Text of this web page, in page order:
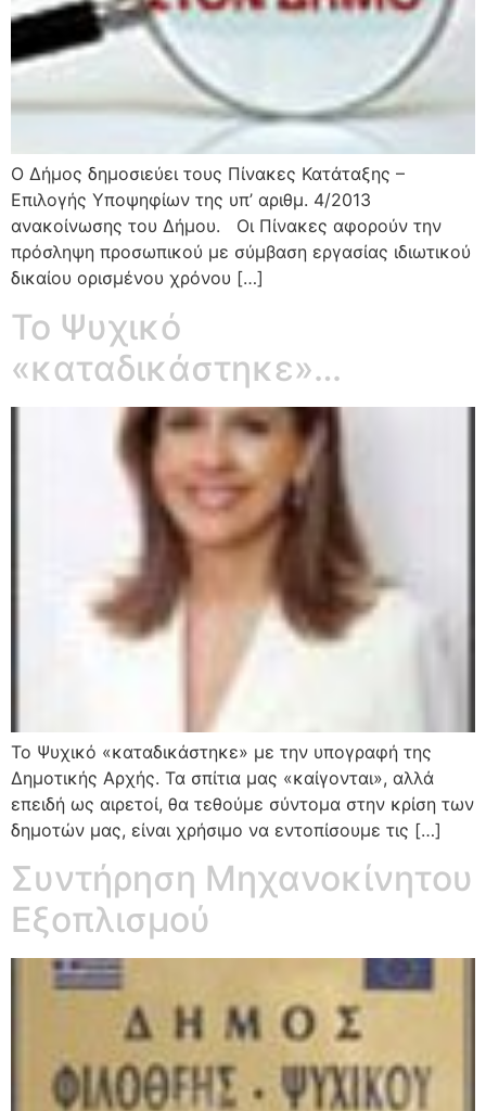
Ο Δήμος δημοσιεύει τους Πίνακες Κατάταξης –
Επιλογής Υποψηφίων της υπ’ αριθμ. 4/2013
ανακοίνωσης του Δήμου. Οι Πίνακες αφορούν την
πρόσληψη προσωπικού με σύμβαση εργασίας ιδιωτικού
δικαίου ορισμένου χρόνου […]
Το Ψυχικό
«καταδικάστηκε»…
Το Ψυχικό «καταδικάστηκε» με την υπογραφή της
Δημοτικής Αρχής. Τα σπίτια μας «καίγονται», αλλά
επειδή ως αιρετοί, θα τεθούμε σύντομα στην κρίση των
δημοτών μας, είναι χρήσιμο να εντοπίσουμε τις […]
Συντήρηση Μηχανοκίνητου
Εξοπλισμού